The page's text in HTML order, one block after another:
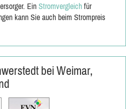
Ein Stromvergleich für
kann Sie auch beim Strompreis
bei Weimar,